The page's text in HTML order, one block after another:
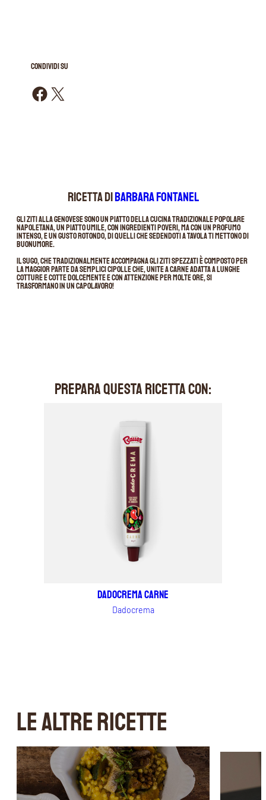
CONDIVIDI SU
Condividi su Facebook Condividi su X
RICETTA DIBARBARA FONTANEL
Gli ziti alla genovese sono un piatto della cucina tradizionale popolare
napoletana, un piatto umile, con ingredienti poveri, ma con un profumo
intenso, e un gusto rotondo, di quelli che sedendoti a tavola ti mettono di
buonumore.
Il sugo, che tradizionalmente accompagna gli ziti spezzati è composto per
la maggior parte da semplici cipolle che, unite a carne adatta a lunghe
cotture e cotte dolcemente e con attenzione per molte ore, si
trasformano in un capolavoro!
PREPARA QUESTA RICETTA CON:
Dadocrema carne
Dadocrema
LE ALTRE RICETTE